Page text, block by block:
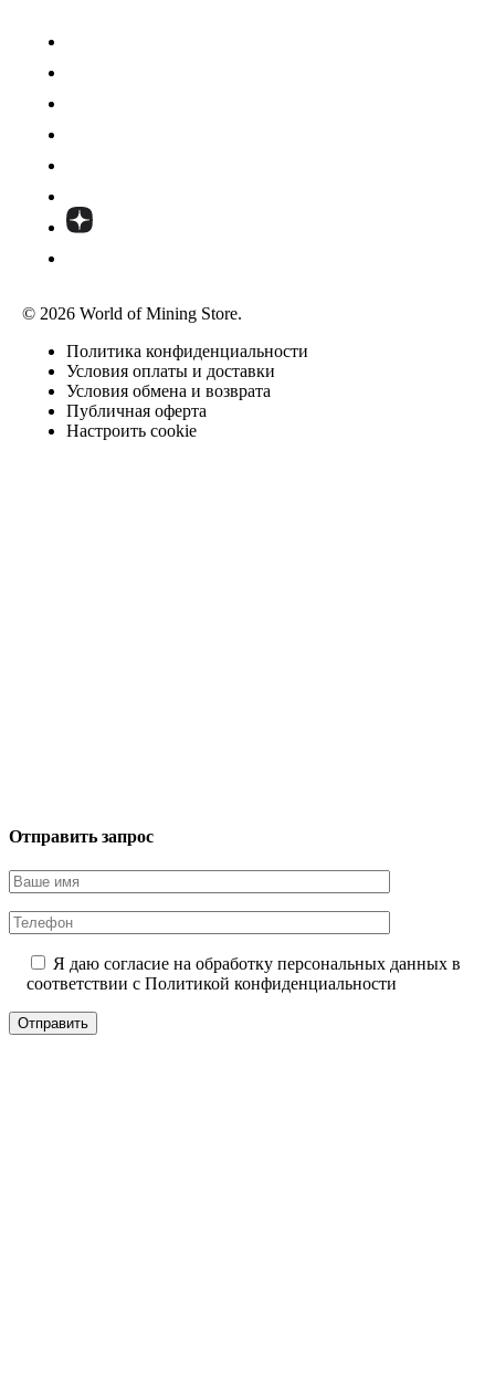
© 2026 World of Mining Store.
Политика конфиденциальности
Условия оплаты и доставки
Условия обмена и возврата
Публичная оферта
Настроить cookie
Отправить запрос
Я даю согласие на обработку персональных данных в
соответствии с Политикой конфиденциальности